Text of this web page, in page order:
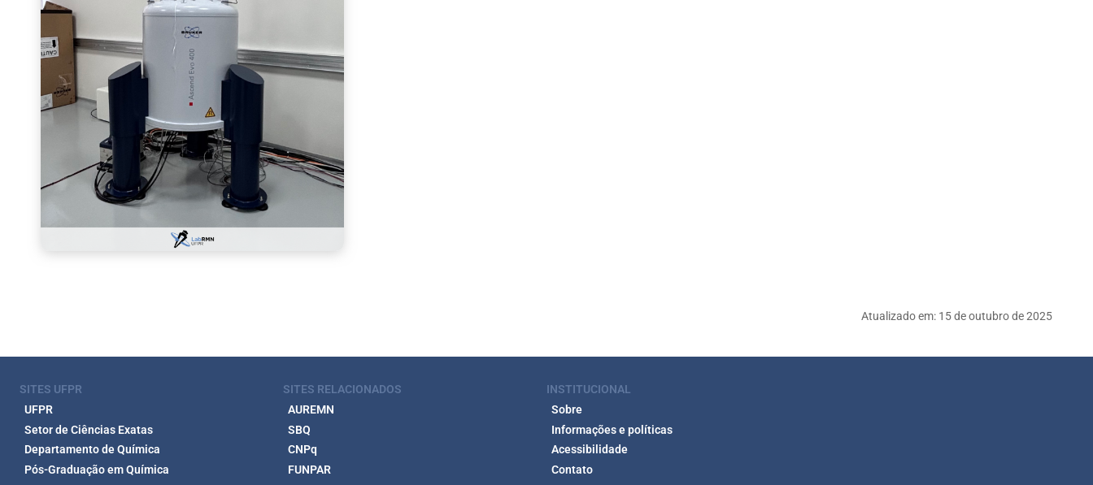
Atualizado em: 15 de outubro de 2025
SITES UFPR
UFPR
Setor de Ciências Exatas
Departamento de Química
Pós-Graduação em Química
SITES RELACIONADOS
AUREMN
SBQ
CNPq
FUNPAR
INSTITUCIONAL
Sobre
Informações e políticas
Acessibilidade
Contato